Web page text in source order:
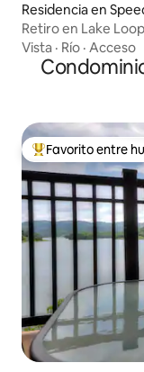
Residencia en
Retiro en Lake
Vista · Río · Acceso
De los mejores en
Favorito entre